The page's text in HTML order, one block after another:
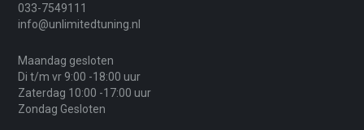
033-7549111
info@unlimitedtuning.nl
Maandag gesloten
Di t/m vr 9:00 -18:00 uur
Zaterdag 10:00 -17:00 uur
Zondag Gesloten